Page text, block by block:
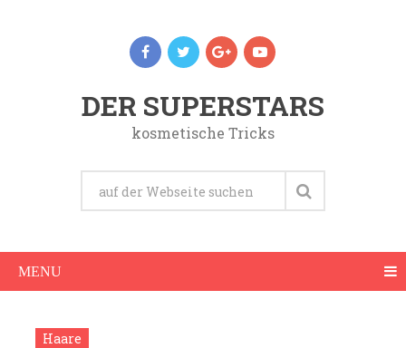
DER SUPERSTARS
kosmetische Tricks
MENU
Haare